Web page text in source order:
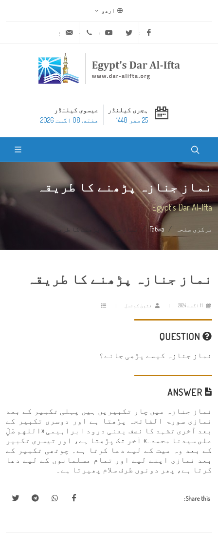
اردو
Facebook
Twitter
Youtube
ہجری کیلنڈر
25 صفر 1448
عیسوی کیلنڈر
هفته, 08 اگست 2026
نماز جنازہ پڑھنے کا طریقہ
Egypt's Dar Al-Ifta
مرکزی صفحہ Fatwa نماز جنازہ پڑھنے کا طریقہ
نماز جنازہ پڑھنے کا طریقہ
فتویٰ کونسل
نماز جنازہ کیسے پڑھی جائے؟
نماز جنازہ میں چار تکبیریں ہیں پہلی تکبیر کے بعد
نمازی سورۃ الفاتحہ پڑھتا ہے اور دوسری تکبیر کے
بعد آخری تشہد کا نصف یعنی درود ابراہیمی «اللهم صَلِّ
على سيدنا محمد...» آخر تک پڑھتا ہے، اور تیسری تکبیر
کے بعد وہ میت کے لیے دعا کرتا ہے۔ چوتھی تکبیر کے
بعد نمازی اپنے لیے اور تمام مسلمانوں کے لیے دعا
کرتا ہے، پھر دونوں طرف سلام پھیرتا ہے۔
Share this: